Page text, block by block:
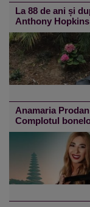
La 88 de ani și
Anthony
Anamaria
Complotul